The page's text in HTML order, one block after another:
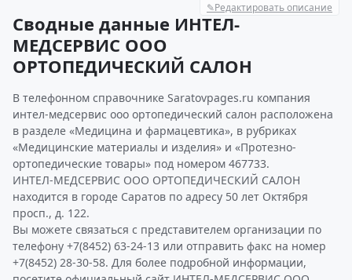
✎Редактировать описание
Сводные данные ИНТЕЛ-
МЕДСЕРВИС ООО
ОРТОПЕДИЧЕСКИЙ САЛОН
В телефонном справочнике Saratovpages.ru компания
интел-медсервис ооо ортопедический салон расположена
в разделе «Медицина и фармацевтика», в рубриках
«Медицинские материалы и изделия» и «Протезно-
ортопедические товары» под номером 467733.
ИНТЕЛ-МЕДСЕРВИС ООО ОРТОПЕДИЧЕСКИЙ САЛОН
находится в городе Саратов по адресу 50 лет Октября
просп., д. 122.
Вы можете связаться с представителем организации по
телефону +7(8452) 63-24-13 или отправить факс на номер
+7(8452) 28-30-58. Для более подробной информации,